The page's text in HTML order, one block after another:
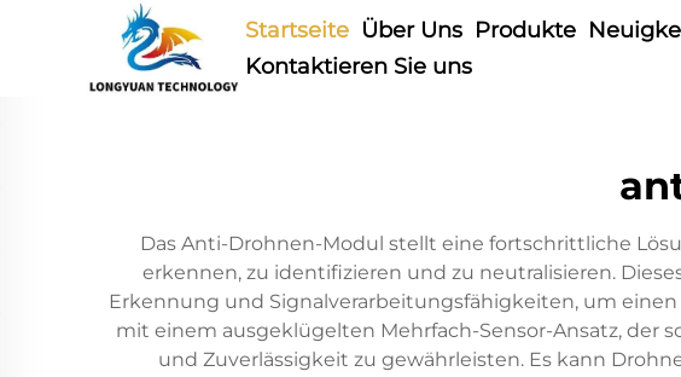
Startseite Über Uns Produkte
Kontaktieren Sie uns
Das Anti-Drohnen-Modul stellt eine fortschrittliche
erkennen, zu identifizieren und zu neutralisieren.
Erkennung und Signalverarbeitungsfähigkeiten, um
mit einem ausgeklügelten Mehrfach-Sensor-Ansatz, der
und Zuverlässigkeit zu gewährleisten. Es kann